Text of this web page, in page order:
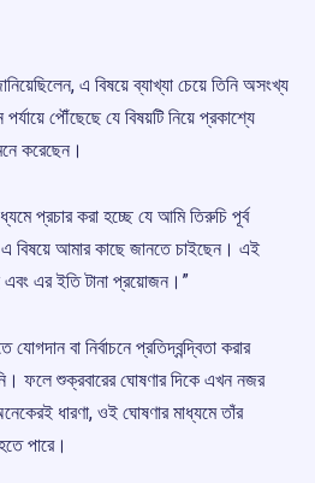
এ বিষয়ে ব্যাখ্যা চেয়ে তিনি অসংখ্য
পৌঁছেছে যে বিষয়টি নিয়ে প্রকাশ্যে
করেছেন।
প্রচার করা হচ্ছে যে আমি তিরুচি পূর্ব
এ বিষয়ে আমার কাছে জানতে চাইছেন। এই
এর ইতি টানা প্রয়োজন।”
বা নির্বাচনে প্রতিদ্বন্দ্বিতা করার
ফলে শুক্রবারের ঘোষণার দিকে এখন নজর
ধারণা, ওই ঘোষণার মাধ্যমে তাঁর
পারে।